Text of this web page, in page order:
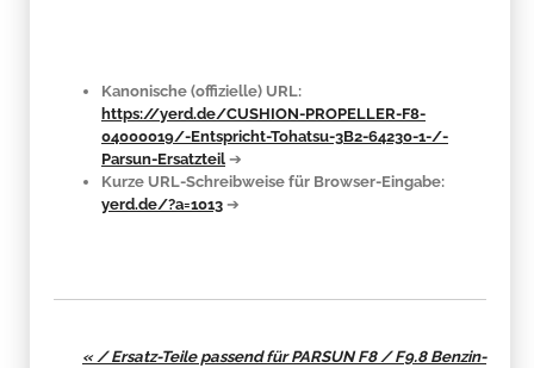
Kanonische (offizielle) URL:
https://yerd.de/CUSHION-PROPELLER-F8-
04000019/-Entspricht-Tohatsu-3B2-64230-1-/-
Parsun-Ersatzteil ➔
Kurze URL-Schreibweise für Browser-Eingabe:
yerd.de/?a=1013 ➔
« / Ersatz-Teile passend für PARSUN F8 / F9.8 Benzin-